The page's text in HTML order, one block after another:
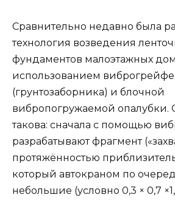
Сравнительно недавно была
технология возведения
фундаментов малоэтажных
использованием
(грунтозаборника) и блочной
вибропогружаемой опалубки.
такова: сначала с помощью
разрабатывают фрагмент
протяжённостью
который автокраном по
небольшие (условно 0,3 × 0,7